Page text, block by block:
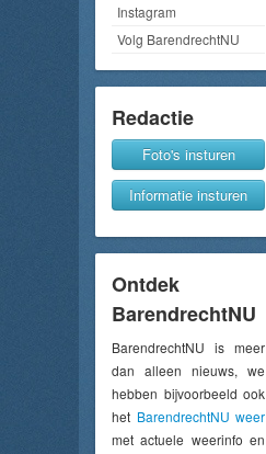
Instagram
Volg BarendrechtNU
Redactie
Foto's insturen
Informatie insturen
Ontdek
BarendrechtNU
BarendrechtNU is meer
dan alleen nieuws, we
hebben bijvoorbeeld ook
het BarendrechtNU weer
met actuele weerinfo en